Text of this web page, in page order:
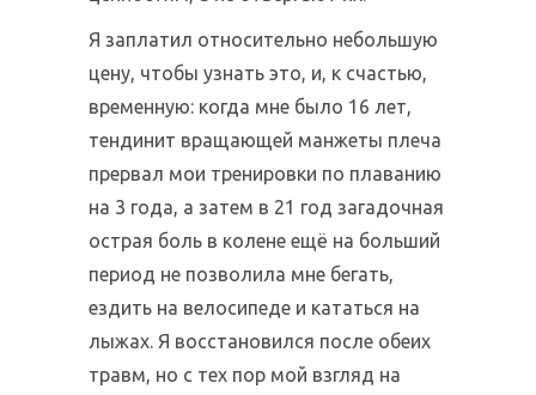
Я заплатил относительно небольшую
цену, чтобы узнать это, и, к счастью,
временную: когда мне было 16 лет,
тендинит вращающей манжеты плеча
прервал мои тренировки по плаванию
на 3 года, а затем в 21 год загадочная
острая боль в колене ещё на больший
период не позволила мне бегать,
ездить на велосипеде и кататься на
лыжах. Я восстановился после обеих
травм, но с тех пор мой взгляд на